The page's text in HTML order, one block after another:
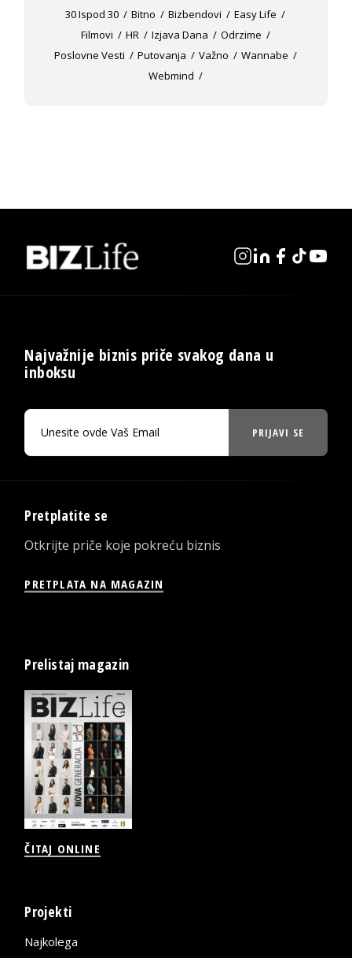
30 Ispod 30 Bitno Bizbendovi
Easy Life
Filmovi
HR Izjava Dana
Odrzime
Poslovne Vesti
Putovanja Važno
Wannabe
Webmind
Najvažnije biznis priče svakog dana u
inboksu
PRIJAVI SE
Pretplatite se
Otkrijte priče koje pokreću biznis
PRETPLATA NA MAGAZIN
Prelistaj magazin
ČITAJ ONLINE
Projekti
Najkolega